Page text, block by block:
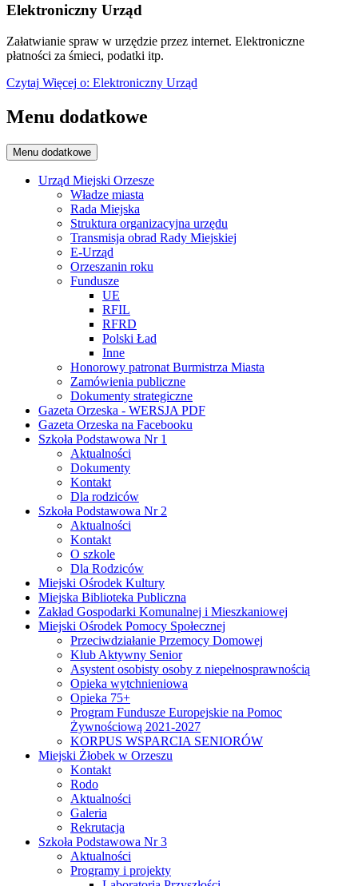
Elektroniczny Urząd
Załatwianie spraw w urzędzie przez internet. Elektroniczne
płatności za śmieci, podatki itp.
Czytaj Więcej o: Elektroniczny Urząd
Menu dodatkowe
Menu dodatkowe
Urząd Miejski Orzesze
Władze miasta
Rada Miejska
Struktura organizacyjna urzędu
Transmisja obrad Rady Miejskiej
E-Urząd
Orzeszanin roku
Fundusze
UE
RFIL
RFRD
Polski Ład
Inne
Honorowy patronat Burmistrza Miasta
Zamówienia publiczne
Dokumenty strategiczne
Gazeta Orzeska - WERSJA PDF
Gazeta Orzeska na Facebooku
Szkoła Podstawowa Nr 1
Aktualności
Dokumenty
Kontakt
Dla rodziców
Szkoła Podstawowa Nr 2
Aktualności
Kontakt
O szkole
Dla Rodziców
Miejski Ośrodek Kultury
Miejska Biblioteka Publiczna
Zakład Gospodarki Komunalnej i Mieszkaniowej
Miejski Ośrodek Pomocy Społecznej
Przeciwdziałanie Przemocy Domowej
Klub Aktywny Senior
Asystent osobisty osoby z niepełnosprawnością
Opieka wytchnieniowa
Opieka 75+
Program Fundusze Europejskie na Pomoc
Żywnościową 2021-2027
KORPUS WSPARCIA SENIORÓW
Miejski Żłobek w Orzeszu
Kontakt
Rodo
Aktualności
Galeria
Rekrutacja
Szkoła Podstawowa Nr 3
Aktualności
Programy i projekty